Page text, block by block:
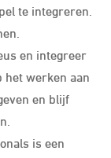
te integreren.
en integreer
het werken aan
en blijf
is een